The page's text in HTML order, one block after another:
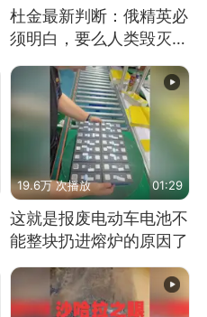
杜金最新判断：俄精英必
须明白，要么人类毁灭，
19.6万 次播放 01:29
这就是报废电动车电池不
能整块扔进熔炉的原因了